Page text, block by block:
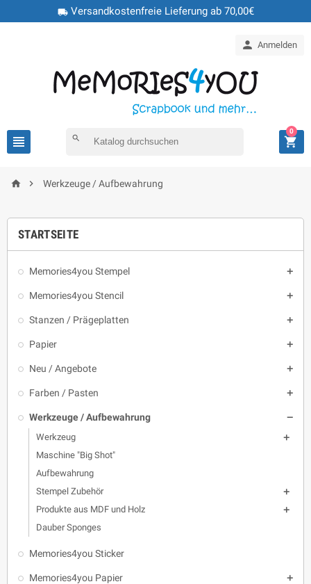
local_shippingVersandkostenfreie Lieferung ab 70,00€
 Anmelden
 search 
0
  Werkzeuge / Aufbewahrung
STARTSEITE
Memories4you Stempel 
Memories4you Stencil 
Stanzen / Prägeplatten 
Papier 
Neu / Angebote 
Farben / Pasten 
Werkzeuge / Aufbewahrung 
Werkzeug 
Maschine "Big Shot"
Aufbewahrung
Stempel Zubehör

Produkte aus MDF und Holz 
Dauber Sponges
Memories4you Sticker
Memories4you Papier 